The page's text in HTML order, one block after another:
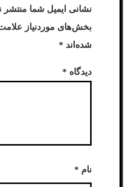
نشانی ایمیل شما منتشر
بخش‌های موردنیاز
شده‌اند *
دیدگاه *
نام *